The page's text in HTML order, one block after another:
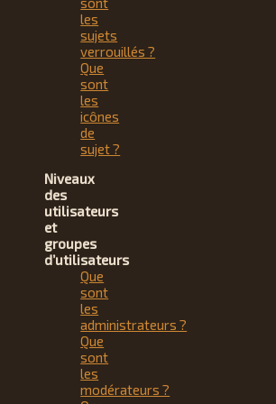
les
sujets
verrouillés ?
Que
sont
les
icônes
de
sujet ?
Niveaux
des
utilisateurs
et
groupes
d’utilisateurs
Que
sont
les
administrateurs ?
Que
sont
les
modérateurs ?